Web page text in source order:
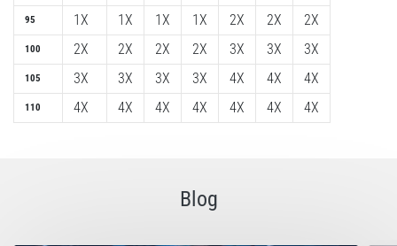
95
100
105
110
1X
2X
3X
4X
1X
2X
3X
4X
1X
2X
3X
4X
1X
2X
3X
4X
2X
3X
4X
4X
2X
3X
4X
4X
2X
3X
4X
4X
Blog